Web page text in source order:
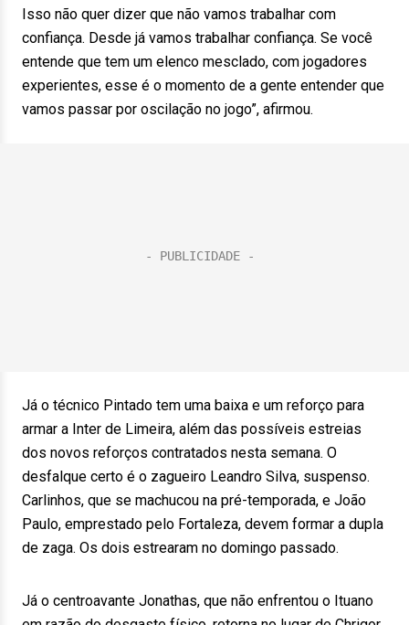
Isso não quer dizer que não vamos trabalhar com
confiança. Desde já vamos trabalhar confiança. Se você
entende que tem um elenco mesclado, com jogadores
experientes, esse é o momento de a gente entender que
vamos passar por oscilação no jogo”, afirmou.
Já o técnico Pintado tem uma baixa e um reforço para
armar a Inter de Limeira, além das possíveis estreias
dos novos reforços contratados nesta semana. O
desfalque certo é o zagueiro Leandro Silva, suspenso.
Carlinhos, que se machucou na pré-temporada, e João
Paulo, emprestado pelo Fortaleza, devem formar a dupla
de zaga. Os dois estrearam no domingo passado.
Já o centroavante Jonathas, que não enfrentou o Ituano